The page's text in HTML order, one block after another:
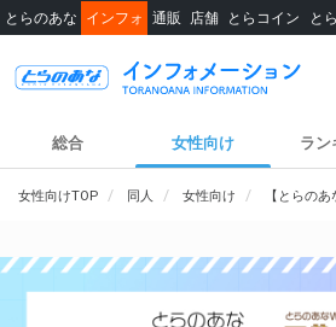
とらのあな インフォ 通販 店舗 とらコイン と
総合 女性向け ラン
女性向けTOP 同人 女性向け 【とらの